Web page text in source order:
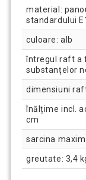
material:
standardului
culoare: alb
întregul raft a
substanțelor
dimensiuni
înălțime incl.
cm
sarcina
greutate: 3,4